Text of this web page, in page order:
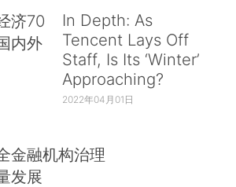
济70
内外
In Depth: As
Tencent Lays Off
Staff, Is Its ‘Winter’
Approaching?
2022年04月01日
金融机构治理
发展